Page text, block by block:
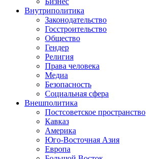
Внутриполитика
Законодательство
Госстроительство
Общество
Гендер
Религия
Права человека
Медиа
Безопасность
Социальная сфера
Внешполитика
Постсоветское пространство
Кавказ
Америка
Юго-Восточная Азия
Европа